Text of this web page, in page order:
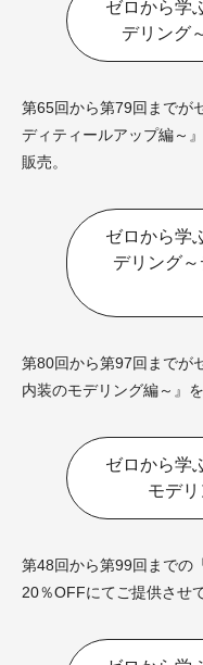
ゼロから学
デリング
第65回から第79回までが
ディティールアップ編～
販売。
ゼロから学
デリング
第80回から第97回までが
内装のモデリング編～』
ゼロから学
モデリ
第48回から第99回までの
20％OFFにてご提供させ